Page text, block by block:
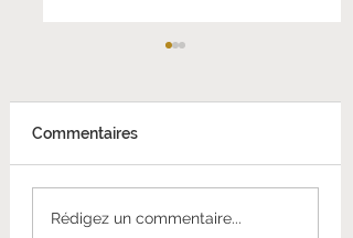
Interview: Romuald
De Labaca
Commentaires
Rédigez un commentaire...